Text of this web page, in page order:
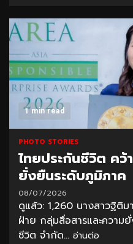
1 min read
PHOTO STORIES
ไทยประกันชีวิต คว้
ยั่งยืนระดับภูมิภาค
08/07/2026
ดูแล้ว: 1,260 นางสาวฐิติ
ฝ่าย กลุ่มสื่อสารและความ
ชีวิต จำกัด... อ่านต่อ